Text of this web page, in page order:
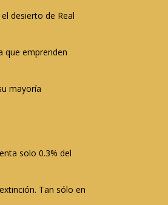
desierto de Real
que emprenden
mayoría
solo 0.3% del
Tan sólo en